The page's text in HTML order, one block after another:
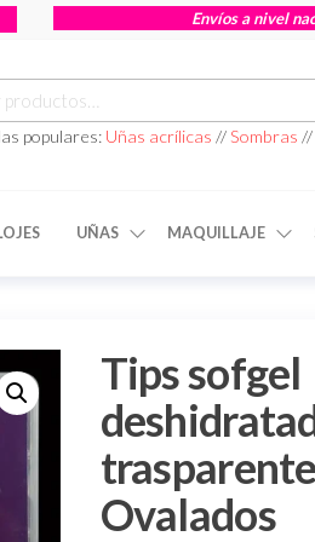
Envíos a nivel
populares: Uñas acrílicas //Sombras //
UÑAS MAQUILLAJE
Tips sofgel
Ovalados